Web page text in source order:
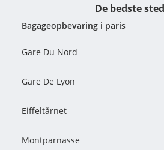
De bedste
Bagageopbevaring i paris
Gare Du Nord
Gare De Lyon
Eiffeltårnet
Montparnasse